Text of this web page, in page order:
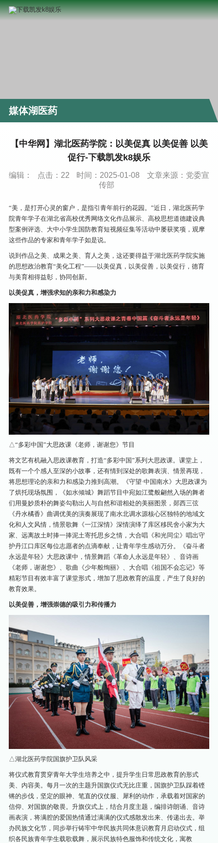
媒体湖医药
【中华网】湖北医药学院：以美促真 以美促善 以美
促行-下载凯发k8娱乐
编辑： 点击： 22 时间：2025-01-08
文章来源：党委宣
传部
“美，是打开心灵的窗户，是指引青年前行的花园。”近日，湖北医药学
院青年学子在湖北省高校优秀网络文化作品展示、高校思想道德建设典
型案例评选、大中小学生国防教育短视频征集等活动中屡获奖项，观摩
这些作品的专家和青年学子如是说。
说到作品之美、成果之美、育人之美，这还要得益于湖北医药学院实施
的思想政治教育“美化工程”——以美促真，以美促善，以美促行，德育
与美育相得益彰，协同创新。
以美促真，增强求知的亲和力和感染力
△“多彩中国”大思政课《老师，谢谢您》节目
将文艺有机融入思政课教育，打造“多彩中国”系列大思政课。课堂上，
既有一个个感人至深的小故事，还有情到深处的歌舞表演、情景再现，
将思想理论的亲和力和感染力推到高潮。《守望·中国南水》大思政课为
了烘托现场氛围，《如水倾城》舞蹈节目中宛如江鹭般翩然入场的舞者
们用曼妙质朴的舞姿勾勒出人与自然和谐相处的美丽图景，郧西三弦
《丹水橘香》曲调优美的演奏展现了南水北调水源核心区独特的地域文
化和人文风情，情景歌舞《一江深情》深情演绎了库区移民舍小家为大
家、远离故土时捧一捧泥土寄托思乡之情，大合唱《和光同尘》唱出守
护丹江口库区每位志愿者的点滴奉献，让青年学生感动万分。《奋斗者
永远是年轻》大思政课中，情景舞蹈《革命人永远是年轻》、音诗画
《老师，谢谢您》、歌曲《少年般绚丽》、大合唱《祖国不会忘记》等
精彩节目有效丰富了课堂形式，增加了思政教育的温度，产生了良好的
教育效果。
以美促善，增强崇德的吸引力和传播力
△湖北医药学院国旗护卫队风采
将仪式教育贯穿青年大学生培养之中，提升学生日常思政教育的形式
美、内容美。每月一次的主题升国旗仪式无比庄重，国旗护卫队踩着铿
锵的步伐，坚定的眼神、笔直的仪仗服、犀利的动作，承载着对国家的
信仰、对国旗的敬畏。升旗仪式上，结合月度主题，编排诗朗诵、音诗
画表演，将满腔的爱国热情通过满满的仪式感散发出来、传递出去。举
办民族文化节，同步举行铸牢中华民族共同体意识教育月启动仪式，组
织各民族青年学生载歌载舞，展示民族特色服饰和传统文化，寓教